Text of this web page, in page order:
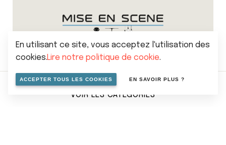
VOIR LES CATÉGORIES
Sitemap
Politique de vie privée
En utilisant ce site, vous acceptez l'utilisation des
cookies.Lire notre politique de cookie.
ACCEPTER TOUS LES COOKIES EN SAVOIR PLUS ?